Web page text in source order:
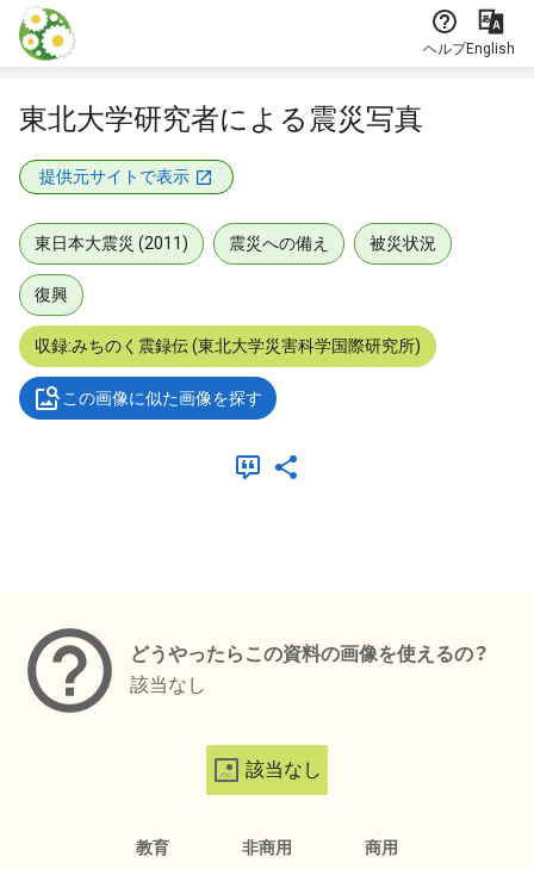
本文に飛ぶ
ヘルプEnglish
東北大学研究者による震災写真
提供元サイトで表示
東日本大震災 (2011) 震災への備え 被災状況
復興
収録:みちのく震録伝 (東北大学災害科学国際研究所)
この画像に似た画像を探す
どうやったらこの資料の画像を使えるの？
該当なし
該当なし
教育 非商用 商用